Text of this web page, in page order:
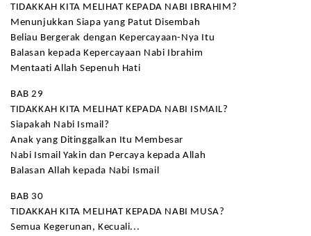
TIDAKKAH KITA MELIHAT KEPADA NABI IBRAHIM?
Menunjukkan Siapa yang Patut Disembah
Beliau Bergerak dengan Kepercayaan-Nya Itu
Balasan kepada Kepercayaan Nabi Ibrahim
Mentaati Allah Sepenuh Hati
BAB 29
TIDAKKAH KITA MELIHAT KEPADA NABI ISMAIL?
Siapakah Nabi Ismail?
Anak yang Ditinggalkan Itu Membesar
Nabi Ismail Yakin dan Percaya kepada Allah
Balasan Allah kepada Nabi Ismail
BAB 30
TIDAKKAH KITA MELIHAT KEPADA NABI MUSA?
Semua Kegerunan, Kecuali...